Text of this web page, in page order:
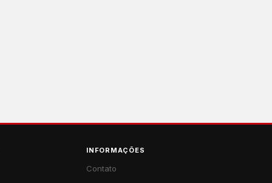
INFORMAÇÕES
Contato